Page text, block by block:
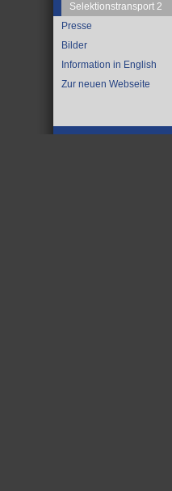
Selektionstransport 2
Presse
Bilder
Information in English
Zur neuen Webseite